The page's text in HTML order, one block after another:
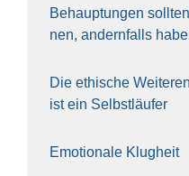
Behaup­tun­gen
nen, andern­falls
Die ethi­sche
ist ein Selbst­läu­fer
Emo­tio­na­le Klug­heit